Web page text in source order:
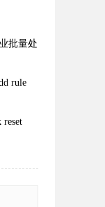
批量处
rule